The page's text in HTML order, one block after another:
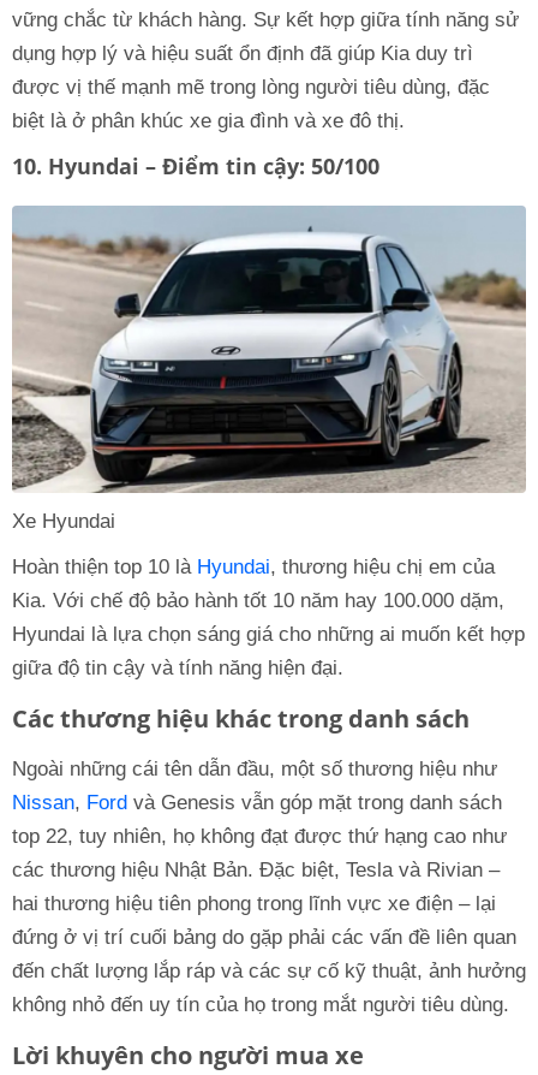
vững chắc từ khách hàng. Sự kết hợp giữa tính năng sử
dụng hợp lý và hiệu suất ổn định đã giúp Kia duy trì
được vị thế mạnh mẽ trong lòng người tiêu dùng, đặc
biệt là ở phân khúc xe gia đình và xe đô thị.
10. Hyundai – Điểm tin cậy: 50/100
Xe Hyundai
Hoàn thiện top 10 là Hyundai, thương hiệu chị em của
Kia. Với chế độ bảo hành tốt 10 năm hay 100.000 dặm,
Hyundai là lựa chọn sáng giá cho những ai muốn kết hợp
giữa độ tin cậy và tính năng hiện đại.
Các thương hiệu khác trong danh sách
Ngoài những cái tên dẫn đầu, một số thương hiệu như
Nissan, Ford và Genesis vẫn góp mặt trong danh sách
top 22, tuy nhiên, họ không đạt được thứ hạng cao như
các thương hiệu Nhật Bản. Đặc biệt, Tesla và Rivian –
hai thương hiệu tiên phong trong lĩnh vực xe điện – lại
đứng ở vị trí cuối bảng do gặp phải các vấn đề liên quan
đến chất lượng lắp ráp và các sự cố kỹ thuật, ảnh hưởng
không nhỏ đến uy tín của họ trong mắt người tiêu dùng.
Lời khuyên cho người mua xe